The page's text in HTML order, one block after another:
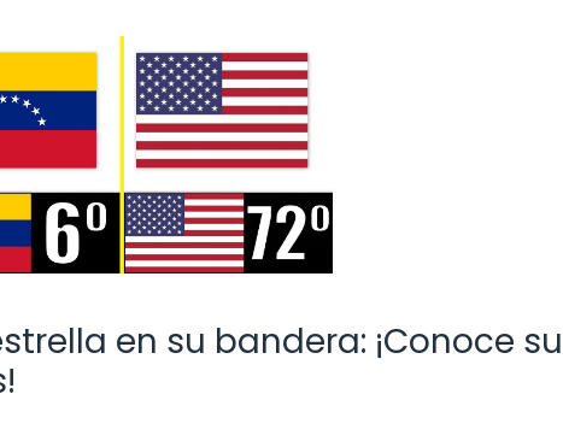
en su bandera: ¡Conoce su